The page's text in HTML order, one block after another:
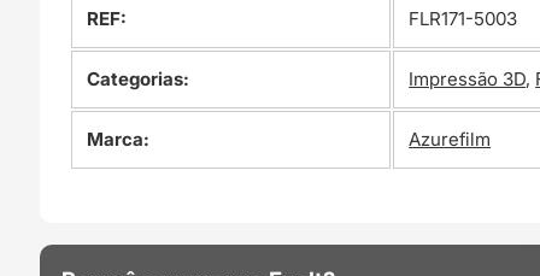
REF: FLR171-5003
Categorias: Impressão 3D,
Marca: Azurefilm